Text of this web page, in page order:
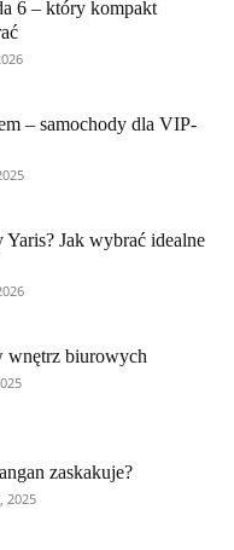
6 – który kompakt
– samochody dla VIP-
Jak wybrać idealne
wnętrz biurowych
zaskakuje?
2025